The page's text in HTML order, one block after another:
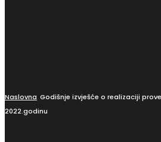
Naslovna Godišnje izvješće o realizaciji
2022.godinu